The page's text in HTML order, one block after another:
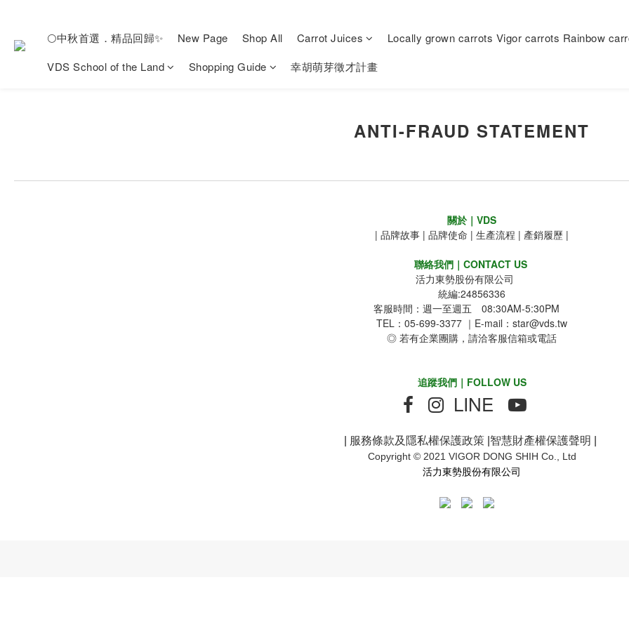
🌕中秋首選．精品回歸✨ New Page Shop All Carrot Juices
Locally grown carrots Vigor carrots Rainbow
VDS School of the Land
Shopping Guide 幸胡萌芽徵才計畫
ANTI-FRAUD STATEMENT
關於｜VDS
| 品牌故事 | 品牌使命 | 生產流程 | 產銷履歷 |
聯絡我們｜CONTACT US
活力東勢股份有限公司
統編:24856336
客服時間：週一至週五 08:30AM-5:30PM
TEL：05-699-3377 ｜E-mail：star@vds.tw
◎ 若有企業團購，請洽客服信箱或電話
追蹤我們｜FOLLOW US
LINE
| 服務條款及隱私權保護政策 |智慧財產權保護聲明 |
Copyright © 2021 VIGOR DONG SHIH Co., Ltd
活力東勢股份有限公司